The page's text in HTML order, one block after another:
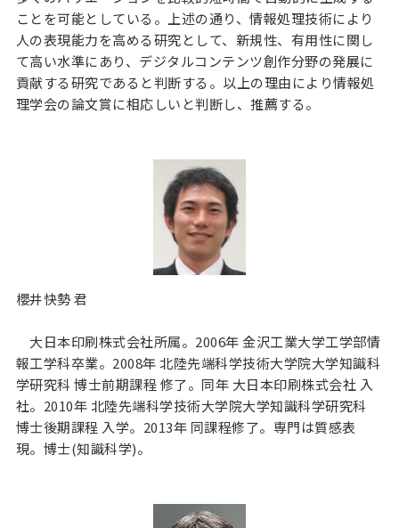
ことを可能としている。上述の通り、情報処理技術により
人の表現能力を高める研究として、新規性、有用性に関し
て高い水準にあり、デジタルコンテンツ創作分野の発展に
貢献する研究であると判断する。以上の理由により情報処
理学会の論文賞に相応しいと判断し、推薦する。
櫻井快勢 君
大日本印刷株式会社所属。2006年 金沢工業大学工学部情
報工学科卒業。2008年 北陸先端科学技術大学院大学知識科
学研究科 博士前期課程 修了。同年 大日本印刷株式会社 入
社。2010年 北陸先端科学技術大学院大学知識科学研究科
博士後期課程 入学。2013年 同課程修了。専門は質感表
現。博士(知識科学)。